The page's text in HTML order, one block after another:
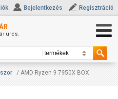
Bejelentkezés Regisztráció
üres.
/ AMD Ryzen 9 7950X BOX